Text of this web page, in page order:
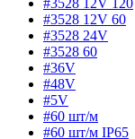
#3528 12V 60
#3528 24V
#3528 60
#36V
#48V
#5V
#60 шт/м
#60 шт/м IP65